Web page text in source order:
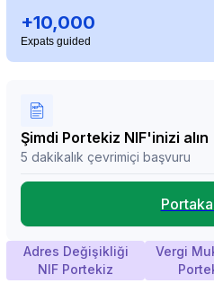
+10,000
Expats guided
Şimdi Portekiz NIF'inizi alın
5 dakikalık çevrimiçi başvuru
Adres Değişikliği
NIF Portekiz
Vergi